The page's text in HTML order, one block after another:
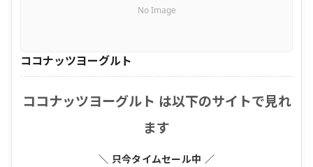
No Image
ココナッツヨーグルト
ココナッツヨーグルト は以下のサイトで見れ
ます
＼ 只今タイムセール中 ／